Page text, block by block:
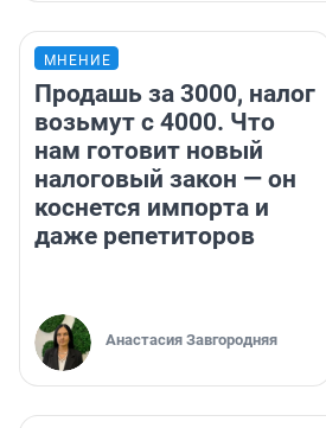
МНЕНИЕ
Продашь за 3000, налог
возьмут с 4000. Что
нам готовит новый
налоговый закон — он
коснется импорта и
даже репетиторов
Анастасия Завгородняя